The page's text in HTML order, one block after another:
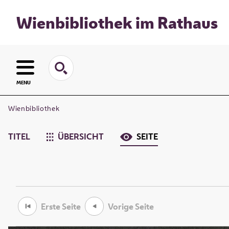
Wienbibliothek im Rathaus
MENU
Wienbibliothek
TITEL ÜBERSICHT SEITE
Erste Seite Vorige Seite